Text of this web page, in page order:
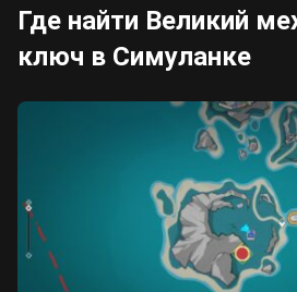
Где найти Великий
ключ в Симуланке